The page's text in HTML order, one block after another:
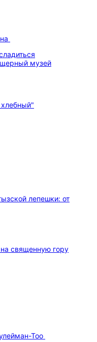
музей
лепешки: от
Тоо